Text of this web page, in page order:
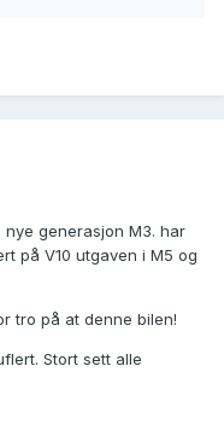
generasjon M3. har
på V10 utgaven i M5 og
tro på at denne bilen!
Stort sett alle